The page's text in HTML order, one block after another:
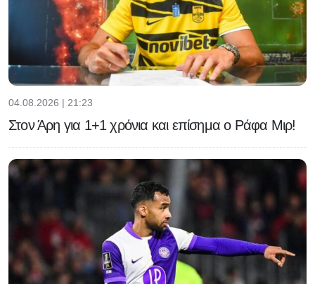
04.08.2026 | 21:23
Στον Άρη για 1+1 χρόνια και επίσημα ο Ράφα Μιρ!